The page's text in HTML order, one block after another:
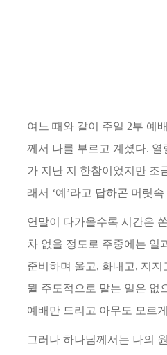
여느 때와 같이 주일 2부 예
께서 나를 부르고 계셨다.
가 지난 지 한참이었지만 조
래 서 ‘예’라고 답하곤 머릿
연말이 다가올수록 시간은
차 없을 정도로 주중에는 일
준비하며 울고, 화내고, 지지
뭘 주 도적으로 맡는 일은 없
예배만 드리고 아무도 모르
그러나 하나님께서는 나의